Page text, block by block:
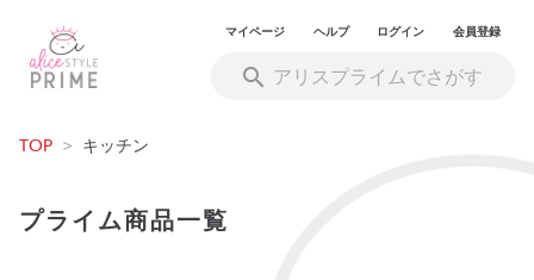
マイページ ヘルプ ログイン 会員登録
TOP > キッチン
プライム商品一覧